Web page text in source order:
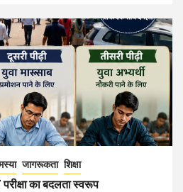
जागरूकता शिक्षा
का बदलता स्वरूप